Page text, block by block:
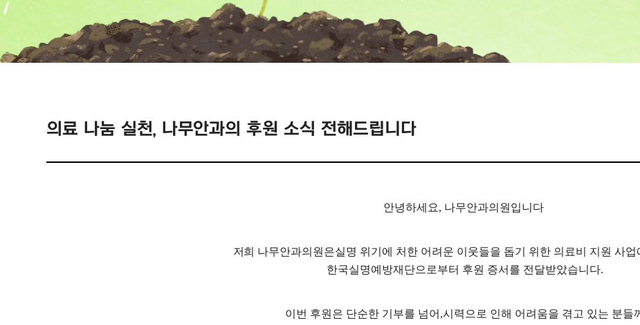
의료 나눔 실천, 나무안과의 후원 소식 전해드립니다
안녕하세요, 나무안과의원입니다
저희 나무안과의원은실명 위기에 처한 어려운 이웃들을 돕기 위한 의료비 지원 사업
한국실명예방재단으로부터 후원 증서를 전달받았습니다.
이번 후원은 단순한 기부를 넘어,시 력으로 인해 어려움을 겪고 있는 분들